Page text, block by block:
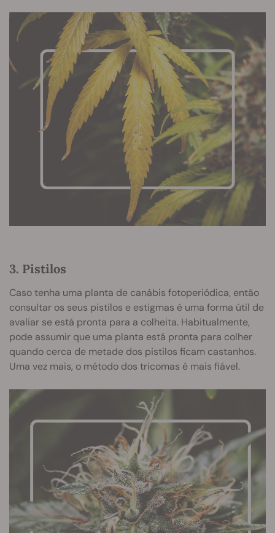
3. Pistilos
Caso tenha uma planta de canábis fotoperiódica, então
consultar os seus pistilos e estigmas é uma forma útil de
avaliar se está pronta para a colheita. Habitualmente,
pode assumir que uma planta está pronta para colher
quando cerca de metade dos pistilos ficam castanhos.
Uma vez mais, o método dos tricomas é mais fiável.